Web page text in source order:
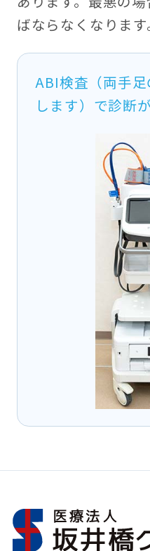
ばならなくなります
ABI検査（両手
します）で診断